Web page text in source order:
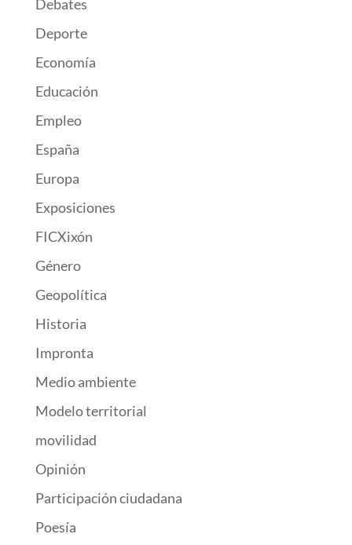
Debates
Deporte
Economía
Educación
Empleo
España
Europa
Exposiciones
FICXixón
Género
Geopolítica
Historia
Impronta
Medio ambiente
Modelo territorial
movilidad
Opinión
Participación ciudadana
Poesía